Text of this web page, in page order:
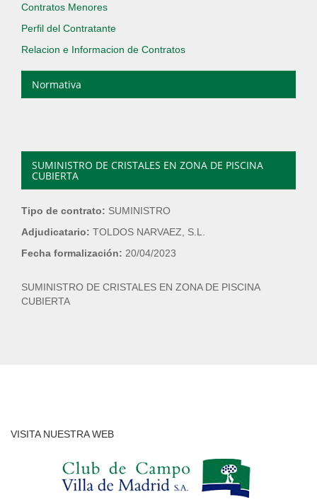
Contratos Menores
Perfil del Contratante
Relacion e Informacion de Contratos
Normativa
SUMINISTRO DE CRISTALES EN ZONA DE PISCINA
CUBIERTA
Tipo de contrato: SUMINISTRO
Adjudicatario: TOLDOS NARVAEZ, S.L.
Fecha formalización: 20/04/2023
SUMINISTRO DE CRISTALES EN ZONA DE PISCINA
CUBIERTA
VISITA NUESTRA WEB